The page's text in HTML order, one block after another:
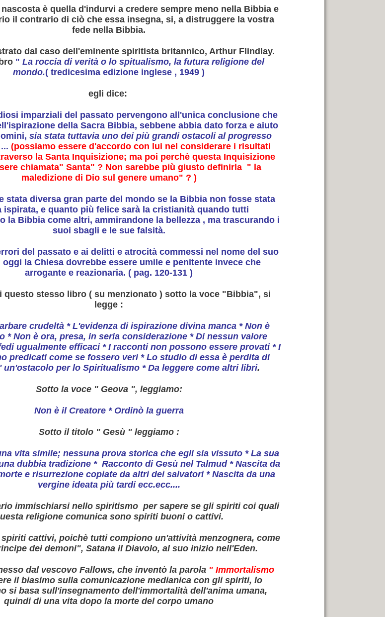
è quella d'indurvi a credere sempre meno nella Bibbia e
il contrario di ciò che essa insegna, si, a distruggere la vostra
fede nella Bibbia.
dal caso dell'eminente spiritista britannico, Arthur Flindlay.
"La roccia di verità o lo spitualismo, la futura religione del
mondo.( tredicesima edizione inglese , 1949 )
egli dice:
imparziali del passato pervengono all'unica conclusione che
della Sacra Bibbia, sebbene abbia dato forza e aiuto
sia stata tuttavia uno dei più grandi ostacoli al progresso
... (possiamo essere d'accordo con lui nel considerare i risultati
la Santa Inquisizione; ma poi perchè questa Inquisizione
chiamata" Santa" ? Non sarebbe più giusto definirla " la
maledizione di Dio sul genere umano" ? )
stata diversa gran parte del mondo se la Bibbia non fosse stata
ispirata, e quanto più felice sarà la cristianità quando tutti
la Bibbia come altri, ammirandone la bellezza , ma trascurando i
suoi sbagli e le sue falsità.
del passato e ai delitti e atrocità commessi nel nome del suo
la Chiesa dovrebbe essere umile e penitente invece che
arrogante e reazionaria. ( pag. 120-131 )
questo stesso libro ( su menzionato ) sotto la voce "Bibbia", si
legge :
crudeltà * L'evidenza di ispirazione divina manca * Non è
* Non è ora, presa, in seria considerazione * Di nessun valore
ugualmente efficaci * I racconti non possono essere provati * I
predicati come se fossero veri * Lo studio di essa è perdita di
un'ostacolo per lo Spiritualismo * Da leggere come altri libri.
Sotto la voce " Geova ", leggiamo:
Non è il Creatore * Ordinò la guerra
Sotto il titolo " Gesù " leggiamo :
vita simile; nessuna prova storica che egli sia vissuto * La sua
dubbia tradizione * Racconto di Gesù nel Talmud * Nascita da
e risurrezione copiate da altri dei salvatori * Nascita da una
vergine ideata più tardi ecc.ecc....
immischiarsi nello spiritismo per sapere se gli spiriti coi quali
religione comunica sono spiriti buoni o cattivi.
cattivi, poichè tutti compiono un'attività menzognera, come
dei demoni", Satana il Diavolo, al suo inizio nell'Eden.
dal vescovo Fallows, che inventò la parola " Immortalismo
il biasimo sulla comunicazione medianica con gli spiriti, lo
si basa sull'insegnamento dell'immortalità dell'anima umana,
quindi di una vita dopo la morte del corpo umano